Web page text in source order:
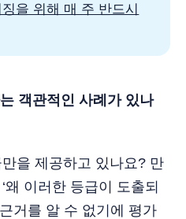
을 위해 매 주 반드시
객관적인 사례가 있나
을 제공하고 있나요? 만
왜 이러한 등급이 도출되
거를 알 수 없기에 평가